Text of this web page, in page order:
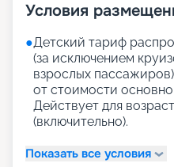
Условия
●Детский тариф
(за исключением
взрослых
от стоимости
Действует для
(включительно).
Показать все условия